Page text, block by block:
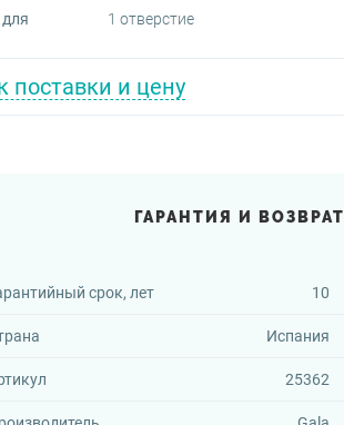
1 отверстие
поставки и цену
ГАРАНТИЯ И ВОЗВРАТ
срок, лет 10
Испания
25362